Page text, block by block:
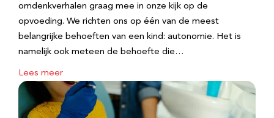
omdenkverhalen graag mee in onze kijk op de
opvoeding. We richten ons op één van de meest
belangrijke behoeften van een kind: autonomie. Het is
namelijk ook meteen de behoefte die…
Lees meer